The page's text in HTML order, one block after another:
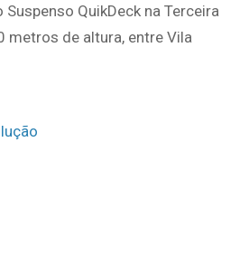
QuikDeck na Terceira
metros de altura, entre Vila